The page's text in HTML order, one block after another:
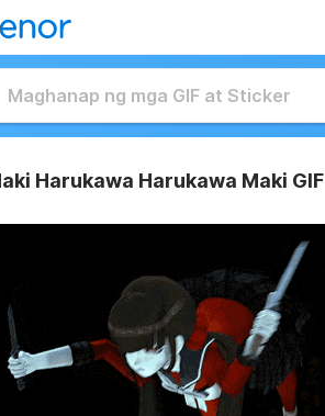
Harukawa Harukawa Maki GIF